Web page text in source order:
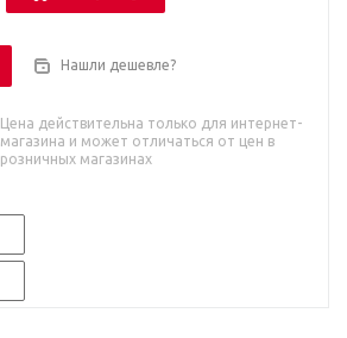
Нашли дешевле?
Цена действительна только для интернет-
магазина и может отличаться от цен в
розничных магазинах